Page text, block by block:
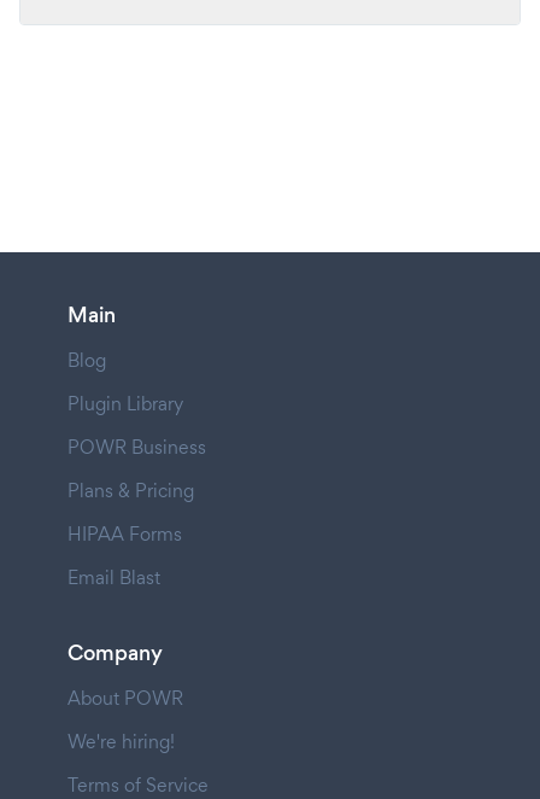
Main
Blog
Plugin Library
POWR Business
Plans & Pricing
HIPAA Forms
Email Blast
Company
About POWR
We're hiring!
Terms of Service